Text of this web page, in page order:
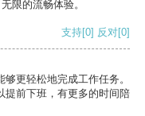
限的流畅体验。
支持[0] 反对[0]
更轻松地完成工作任务。
提前下班，有更多的时间陪